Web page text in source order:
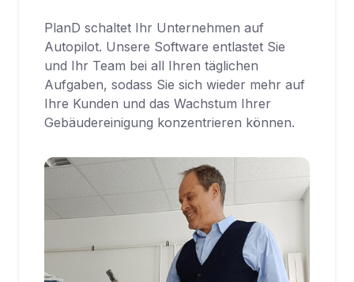
PlanD schaltet Ihr Unternehmen auf
Autopilot. Unsere Software entlastet Sie
und Ihr Team bei all Ihren täglichen
Aufgaben, sodass Sie sich wieder mehr auf
Ihre Kunden und das Wachstum Ihrer
Gebäudereinigung konzentrieren können.